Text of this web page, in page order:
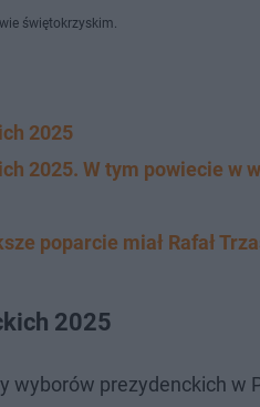
świętokrzyskim.
2025
2025. W tym powiecie w
poparcie miał Rafał
2025
wyborów prezydenckich w